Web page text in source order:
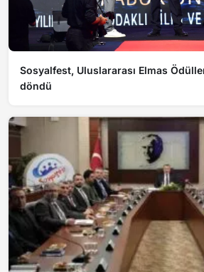
Sosyalfest, Uluslararası Elmas
döndü